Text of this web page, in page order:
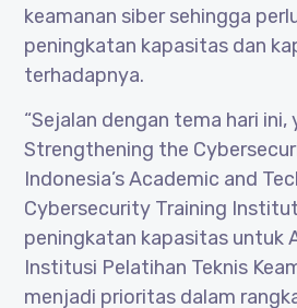
keamanan siber sehingga
peningkatan kapasitas dan
terhadapnya.
“Sejalan dengan tema hari ini,
Strengthening the
Indonesia’s Academic and
Cybersecurity Training
peningkatan kapasitas untuk
Institusi Pelatihan Teknis
menjadi prioritas dalam